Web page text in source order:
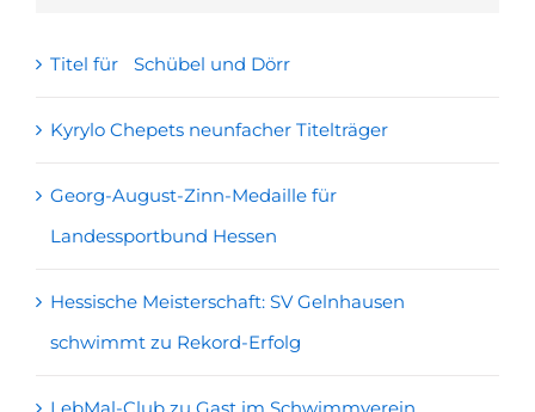
Titel für Schübel und Dörr
Kyrylo Chepets neunfacher Titelträger
Georg-August-Zinn-Medaille für
Landessportbund Hessen
Hessische Meisterschaft: SV Gelnhausen
schwimmt zu Rekord-Erfolg
LebMal-Club zu Gast im Schwimmverein